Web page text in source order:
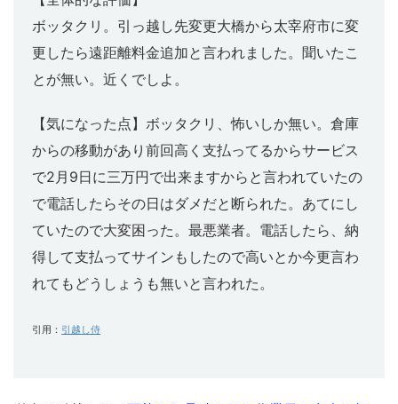
ボッタクリ。引っ越し先変更大橋から太宰府市に変
更したら遠距離料金追加と言われました。聞いたこ
とが無い。近くでしよ。
【気になった点】ボッタクリ、怖いしか無い。倉庫
からの移動があり前回高く支払ってるからサービス
で2月9日に三万円で出来ますからと言われていたの
で電話したらその日はダメだと断られた。あてにし
ていたので大変困った。最悪業者。電話したら、納
得して支払ってサインもしたので高いとか今更言わ
れてもどうしょうも無いと言われた。
引用： 引越し侍